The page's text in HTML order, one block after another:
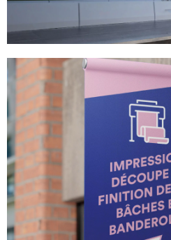
IMPRESSION DE